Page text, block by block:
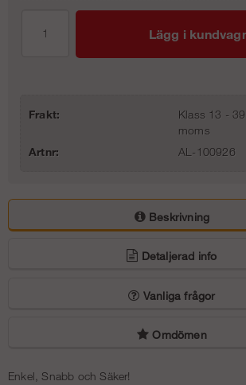
Lägg i
Frakt:
Klass 13 -
moms
Artnr:
AL-100926
Beskrivning
Detaljerad info
Vanliga frågor
Omdömen
Enkel, Snabb och Säker!